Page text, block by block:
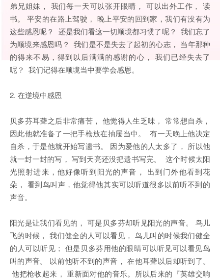
弟兄姐妹， 我们每一天可以张开眼睛， 可以出外工作， 读
书。 平安的在路上驾驶， 晚上平安的回到家，我们有没有为
这些感恩呢？ 还是我们看这一切顺境都习惯了呢？ 我们忘了
为顺境来感恩吗？ 我们是不是失去了起初的心志， 当年那种
的得来不易，得到以后满满的感谢的心， 我们已经失去了
呢？ 我们记得在顺境当中要学会感恩。
2. 在逆境中感恩
贝多芬耳聋之后非常痛苦， 他觉得人生乏味， 常常想自杀，
因此他就准备了一把手枪放在抽屉当中。 有一天晚上他决定
自杀，于是他就开始写遗书。 因为爱他的人太多了， 所以他
就一封一封的写， 写到天亮还没把遗书写完。 这个时候太阳
光照射进来，他好像听到阳光的声音， 出到门外他看到花
朵， 看到鸟叫声，他觉得他其实可以听道很多以前听不到的
声音。
阳光是让我们看见的， 可是贝多芬却听见阳光的声音。 鸟儿
飞的时候， 我们健全的人可以看见， 鸟儿叫的时候我们健全
的人可以听见； 但是贝多芬用他的眼睛可以听见可以看见鸟
叫的声音。 以前他听不到的声音， 在他耳聋以后却听到了。
他把枪收起来， 重新面对他的音乐。所以后来的『英雄交响